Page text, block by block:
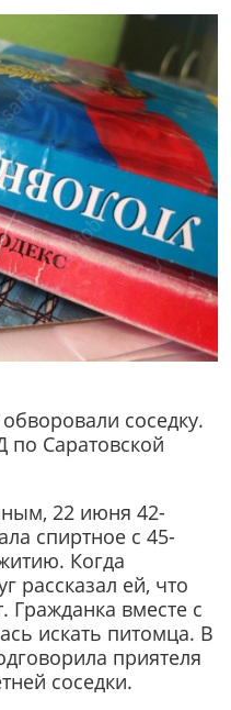
соседку.
Саратовской
22 июня 42-
спиртное с 45-
Когда
рассказал ей, что
Гражданка вместе с
искать питомца. В
приятеля
соседки.